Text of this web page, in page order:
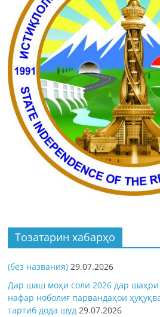
Тозатарин хабарҳо
(без названия) 29.07.2026
Дар шаш моҳи соли 2026 дар шаҳри
нафар ноболиғ парвандаҳои
тартиб дода шуд 29.07.2026